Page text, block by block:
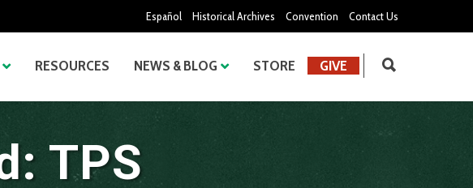
Español Historical Archives Convention Contact Us
RESOURCES NEWS & BLOG STORE GIVE
TPS